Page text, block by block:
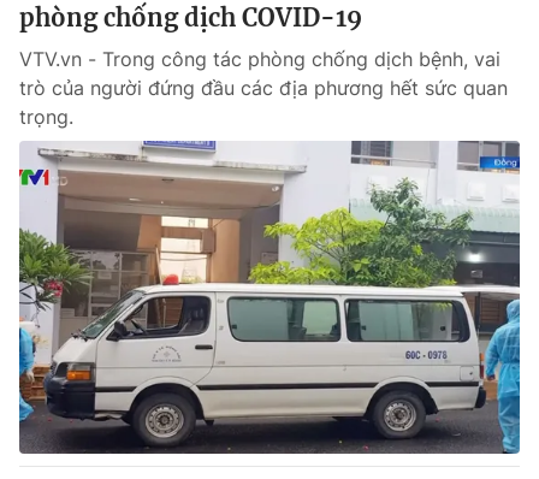
phòng chống dịch COVID-19
VTV.vn - Trong công tác phòng chống dịch bệnh, vai
trò của người đứng đầu các địa phương hết sức quan
trọng.